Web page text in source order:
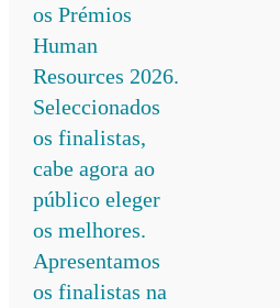
os Prémios
Human
Resources 2026.
Seleccionados
os finalistas,
cabe agora ao
público eleger
os melhores.
Apresentamos
os finalistas na